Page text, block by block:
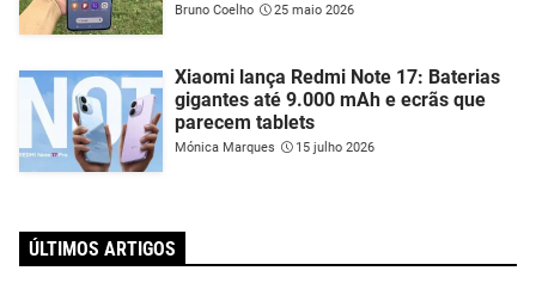
Bruno Coelho 25 maio 2026
Xiaomi lança Redmi Note 17: Baterias
gigantes até 9.000 mAh e ecrãs que
parecem tablets
Mónica Marques 15 julho 2026
ÚLTIMOS ARTIGOS